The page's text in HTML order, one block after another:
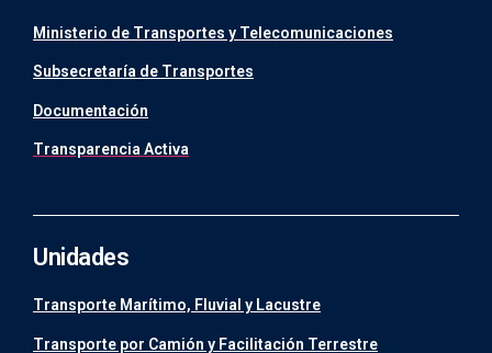
Ministerio de Transportes y Telecomunicaciones
Subsecretaría de Transportes
Documentación
Transparencia Activa
Unidades
Transporte Marítimo, Fluvial y Lacustre
Transporte por Camión y Facilitación Terrestre